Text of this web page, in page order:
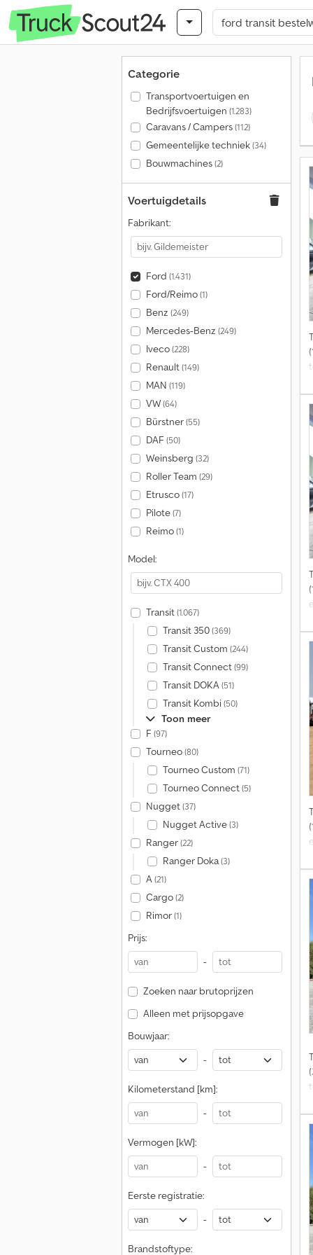
Categorie
Transportvoertuigen en
Bedrijfsvoertuigen (1.283)
Caravans / Campers(112)
Gemeentelijke techniek(34)
Bouwmachines(2)
Voertuigdetails
Fabrikant:
Ford (1.431)
Ford/Reimo(1)
Benz (249)
Mercedes-Benz (249)
Iveco(228)
Renault(149)
MAN (119)
VW(64)
Bürstner(55)
DAF (50)
Weinsberg (32)
Roller Team (29)
Etrusco(17)
Pilote(7)
Reimo(1)
Model:
Transit(1.067)
Transit 350(369)
Transit Custom (244)
Transit Connect(99)
Transit DOKA(51)
Transit Kombi(50)
Toon meer
F (97)
Tourneo(80)
Tourneo Custom (71)
Tourneo Connect(5)
Nugget(37)
Nugget Active(3)
Ranger(22)
Ranger Doka(3)
A(21)
Cargo(2)
Rimor(1)
Prijs:
-
Zoeken naar brutoprijzen
Alleen met prijsopgave
Bouwjaar:
-
Kilometerstand [km]:
-
Vermogen [kW]:
-
Eerste registratie:
-
Brandstoftype: